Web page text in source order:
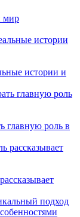
мир
истории и
главную роль в